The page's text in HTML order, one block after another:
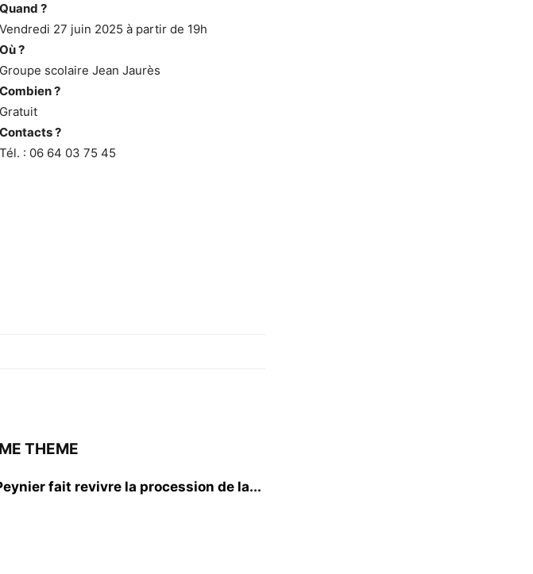
Quand ?
Vendredi 27 juin 2025 à partir de 19h
Où ?
Groupe scolaire Jean Jaurès
Combien ?
Gratuit
Contacts ?
Tél. : 06 64 03 75 45
THEME
fait revivre la procession de la...